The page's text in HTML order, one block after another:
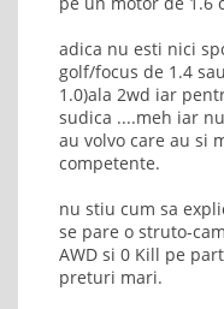
adica nu esti nici
golf/focus de 1.4
1.0)ala 2wd iar
sudica ....meh iar
au volvo care au si
competente.
nu stiu cum sa
se pare o struto-
AWD si 0 Kill pe
preturi mari.